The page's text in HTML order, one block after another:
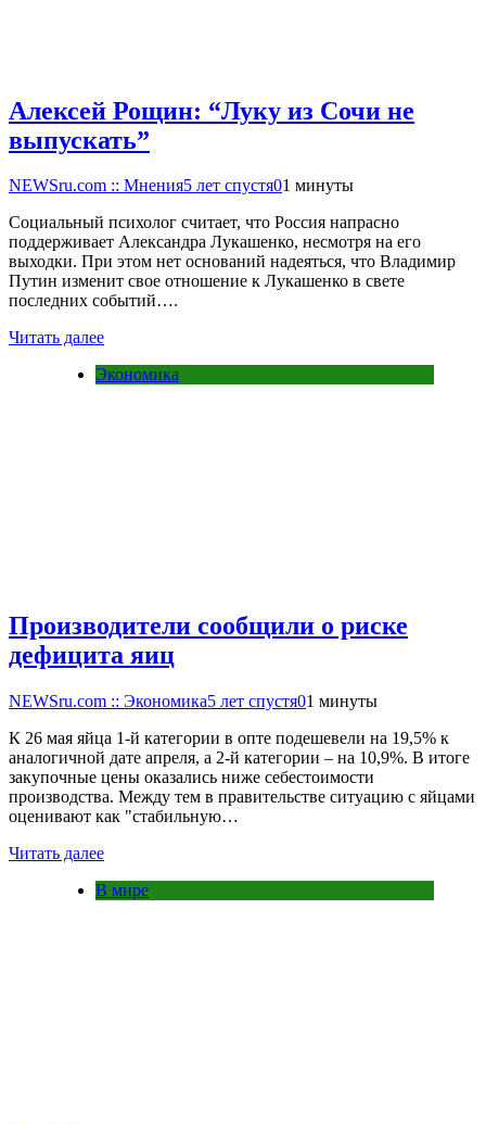
Алексей Рощин: “Луку из Сочи не
выпускать”
NEWSru.com :: Мнения5 лет спустя01 минуты
Социальный психолог считает, что Россия напрасно
поддерживает Александра Лукашенко, несмотря на его
выходки. При этом нет оснований надеяться, что Владимир
Путин изменит свое отношение к Лукашенко в свете
последних событий….
Читать далее
Экономика
Производители сообщили о риске
дефицита яиц
NEWSru.com :: Экономика5 лет спустя01 минуты
К 26 мая яйца 1-й категории в опте подешевели на 19,5% к
аналогичной дате апреля, а 2-й категории – на 10,9%. В итоге
закупочные цены оказались ниже себестоимости
производства. Между тем в правительстве ситуацию с яйцами
оценивают как "стабильную…
Читать далее
В мире